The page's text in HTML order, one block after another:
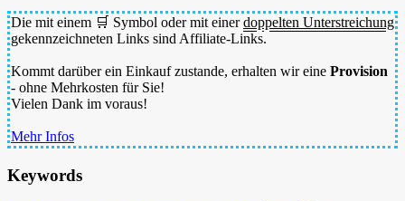
Die mit einem 🛒 Symbol oder mit einerdoppelten Unterstreichung
gekennzeichneten Links sind Affiliate-Links.
Kommt darüber ein Einkauf zustande, erhalten wir eine Provision
- ohne Mehrkosten für Sie!
Vielen Dank im voraus!
Mehr Infos
Keywords